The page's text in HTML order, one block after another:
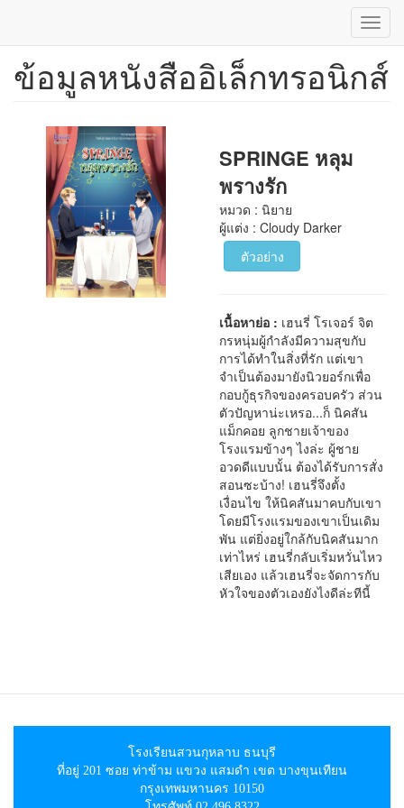
ข้าม
ข้อมูลหนังสืออิเล็กทรอนิกส์
SPRINGE หลุม
พรางรัก
หมวด : นิยาย
ผู้แต่ง : Cloudy Darker
ตัวอย่าง
เนื้อหาย่อ : เฮนรี่ โรเจอร์ จิต
กรหนุ่มผู้กำลังมีความสุขกับ
การได้ทำในสิ่งที่รัก แต่เขา
จำเป็นต้องมายังนิวยอร์กเพื่อ
กอบกู้ธุรกิจของครอบครัว ส่วน
ตัวปัญหาน่ะเหรอ...ก็ นิคสัน
แม็กคอย ลูกชายเจ้าของ
โรงแรมข้างๆ ไงล่ะ ผู้ชาย
อวดดีแบบนั้น ต้องได้รับการสั่ง
สอนซะบ้าง! เฮนรี่จึงตั้ง
เงื่อนไข ให้นิคสันมาคบกับเขา
โดยมีโรงแรมของเขาเป็นเดิม
พัน แต่ยิ่งอยู่ใกล้กับนิคสันมาก
เท่าไหร่ เฮนรี่กลับเริ่มหวั่นไหว
เสียเอง แล้วเฮนรี่จะจัดการกับ
หัวใจของตัวเองยังไงดีล่ะทีนี้
โรงเรียนสวนกุหลาบ ธนบุรี
ที่อยู่ 201 ซอย ท่าข้าม แขวง แสมดำ เขต บางขุนเทียน
กรุงเทพมหานคร 10150